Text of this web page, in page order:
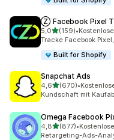
Ⓩ Facebook Pixel
5,0von 5 Sternen
(159)
159 Rezensionen
•
Tracke Facebook
Built for Shopify
Snapchat Ads
4,6von 5 Sternen
(670)
670 Rezensionen
•
Kundschaft mit
Omega Facebook
4,8von 5 Sternen
(877)
877 Rezensionen
•
Retargeting-Ads-